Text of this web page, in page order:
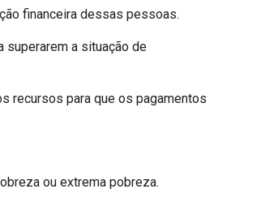
financeira dessas pessoas.
superarem a situação de
recursos para que os pagamentos
ou extrema pobreza.